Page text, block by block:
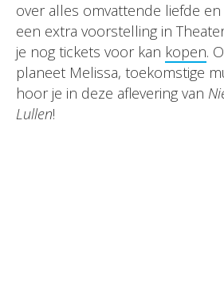
over alles omvattende liefde
een extra voorstelling in
je nog tickets voor kan kopen.
planeet Melissa, toekomstige
hoor je in deze aflevering van
Lullen!